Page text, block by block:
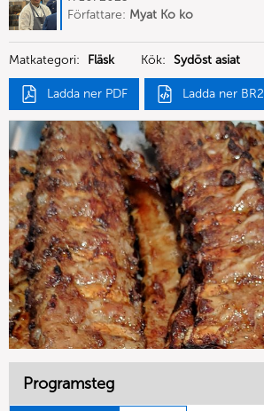
Författare: Myat Ko ko
Matkategori: Fläsk Kök: Sydöst asiat
Ladda ner PDF Ladda ner BR2
Programsteg